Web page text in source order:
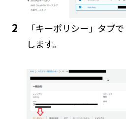
「キーポリシー」タブ
します。